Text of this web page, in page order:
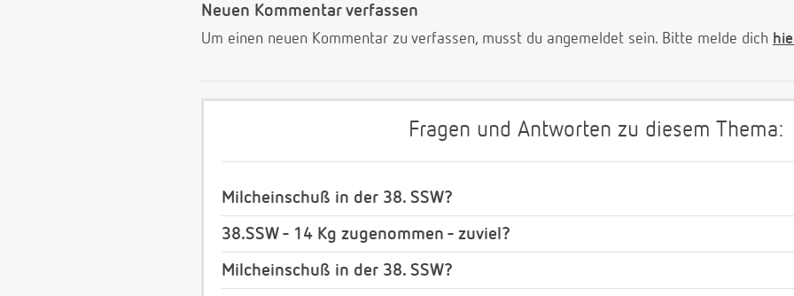
Neuen Kommentar verfassen
Um einen neuen Kommentar zu verfassen, musst du angemeldet sein. Bitte melde dich
Fragen und Antworten zu diesem Thema:
Milcheinschuß in der 38. SSW?
38.SSW - 14 Kg zugenommen - zuviel?
Milcheinschuß in der 38. SSW?